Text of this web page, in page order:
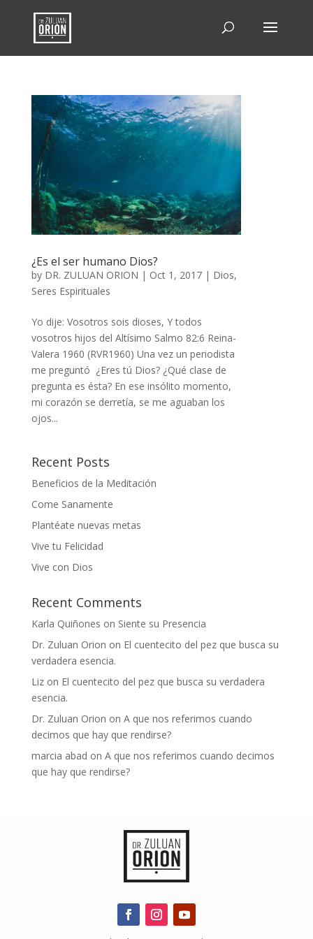
¿Es el ser humano Dios?
by DR. ZULUAN ORION | Oct 1, 2017| Dios,
Seres Espirituales
Yo dije: Vosotros sois dioses, Y todos
vosotros hijos del Altísimo Salmo 82:6 Reina-
Valera 1960 (RVR1960) Una vez un periodista
me preguntó ¿Eres tú Dios? ¿Qué clase de
pregunta es ésta? En ese insólito momento,
mi corazón se derretía, se me aguaban los
ojos...
Recent Posts
Beneficios de la Meditación
Come Sanamente
Plantéate nuevas metas
Vive tu Felicidad
Vive con Dios
Recent Comments
Karla Quiñones on Siente su Presencia
Dr. Zuluan Orion on El cuentecito del pez que busca su
verdadera esencia.
Lizon El cuentecito del pez que busca su verdadera
esencia.
Dr. Zuluan Orion on A que nos referimos cuando
decimos que hay que rendirse?
marcia abad on A que nos referimos cuando decimos
que hay que rendirse?